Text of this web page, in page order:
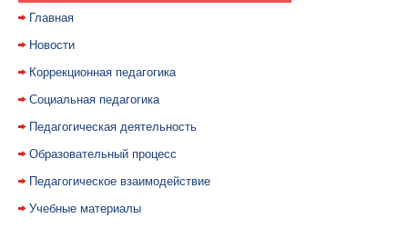
Главная
Новости
Коррекционная педагогика
Социальная педагогика
Педагогическая деятельность
Образовательный процесс
Педагогическое взаимодействие
Учебные материалы